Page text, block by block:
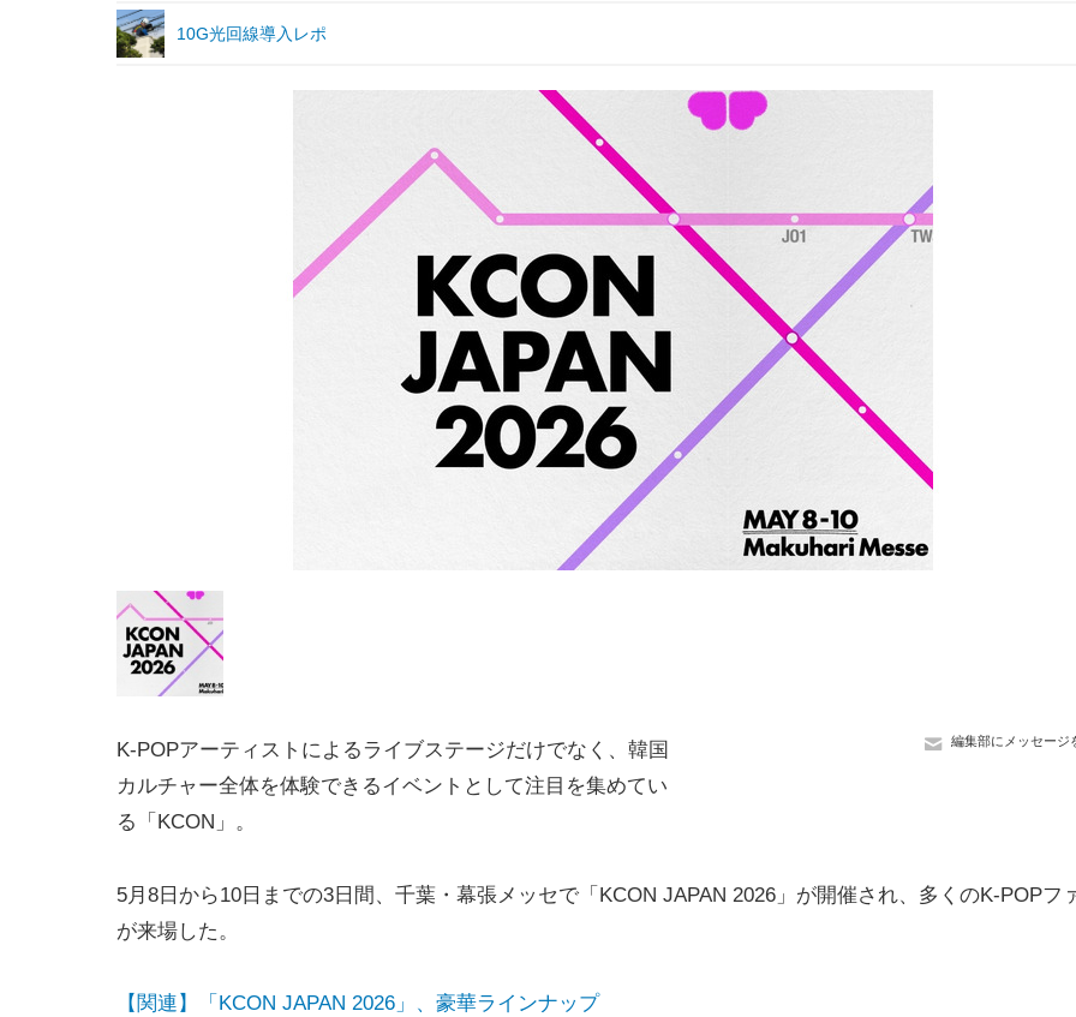
10G光回線導入レポ
編集部にメッセージ
K-POPアーティストによるライブステージだけでなく、韓国
カルチャー全体を体験できるイベントとして注目を集めてい
る「KCON」。
5月8日から10日までの3日間、千葉・幕張メッセで「KCON JAPAN 2026」が開催され、多くのK-POPフ
が来場した。
【関連】「KCON JAPAN 2026」、豪華ラインナップ